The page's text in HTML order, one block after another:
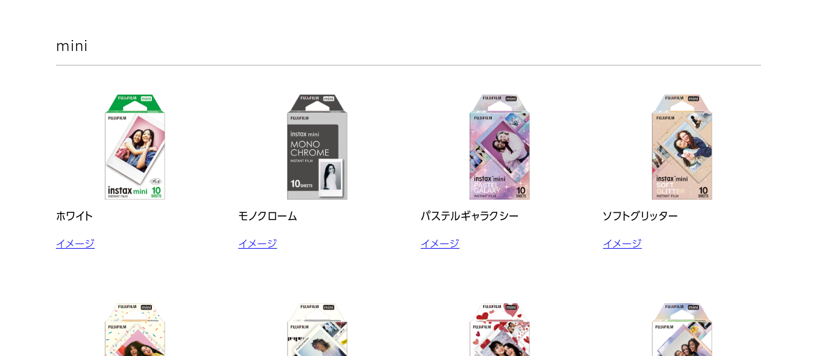
mini
ホワイト
イメージ
モノクローム
イメージ
パステルギャラクシー
イメージ
ソフトグリッター
イメージ